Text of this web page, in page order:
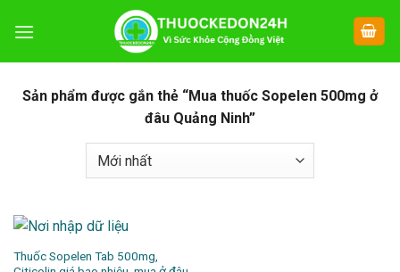
đến
Sản phẩm được gắn thẻ “Mua thuốc Sopelen 500mg ở
đâu Quảng Ninh”
Thuốc Sopelen Tab 500mg,